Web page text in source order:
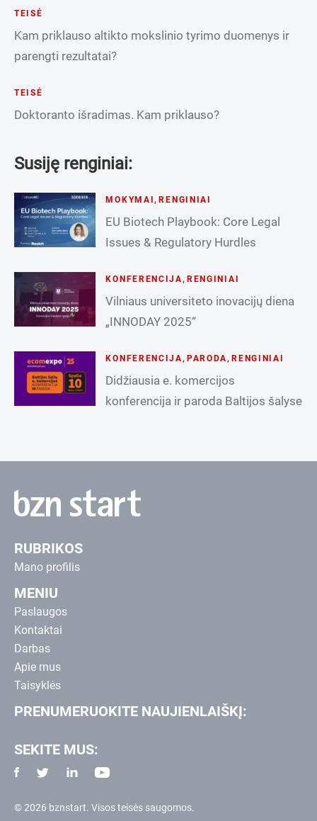
TEISĖ
Kam priklauso altikto mokslinio tyrimo duomenys ir
parengti rezultatai?
TEISĖ
Doktoranto išradimas. Kam priklauso?
Susiję renginiai:
MOKYMAI ,RENGINIAI
EU Biotech Playbook: Core Legal
Issues & Regulatory Hurdles
KONFERENCIJA , RENGINIAI
Vilniaus universiteto inovacijų diena
„INNODAY 2025“
KONFERENCIJA , PARODA ,RENGINIAI
Didžiausia e. komercijos
konferencija ir paroda Baltijos šalyse
RUBRIKOS
Mano profilis
MENIU
Paslaugos
Kontaktai
Darbas
Apie mus
Taisyklės
PRENUMERUOKITE NAUJIENLAIŠKĮ:
SEKITE MUS:
© 2026 bznstart. Visos teisės saugomos.